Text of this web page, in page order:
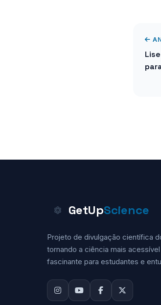
GetUpScience
Projeto de divulgação científica
tornando a ciência mais
fascinante para estudantes e